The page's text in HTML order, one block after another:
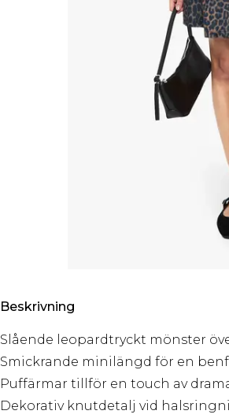
Beskrivning
Slående leopardtryckt mönster
Smickrande minilängd för en
Puffärmar tillför en touch av
Dekorativ knutdetalj vid